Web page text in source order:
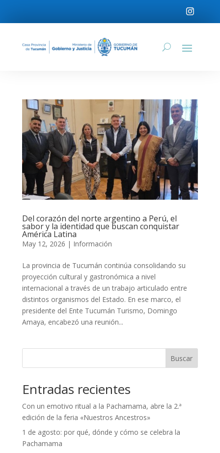
Del corazón del norte argentino a Perú, el
sabor y la identidad que buscan conquistar
América Latina
May 12, 2026 | Información
La provincia de Tucumán continúa consolidando su
proyección cultural y gastronómica a nivel
internacional a través de un trabajo articulado entre
distintos organismos del Estado. En ese marco, el
presidente del Ente Tucumán Turismo, Domingo
Amaya, encabezó una reunión...
Buscar
Entradas recientes
Con un emotivo ritual a la Pachamama, abre la 2.ª
edición de la feria «Nuestros Ancestros»
1 de agosto: por qué, dónde y cómo se celebra la
Pachamama